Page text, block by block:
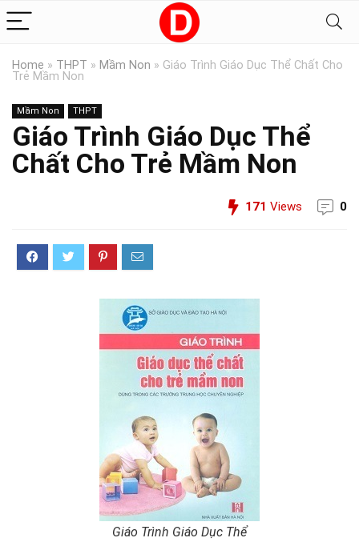
Home » THPT » Mầm Non » Giáo Trình Giáo Dục Thể Chất Cho
Trẻ Mầm Non
Mầm Non THPT
Giáo Trình Giáo Dục Thể
Chất Cho Trẻ Mầm Non
171 Views 0
Giáo Trình Giáo Dục Thể